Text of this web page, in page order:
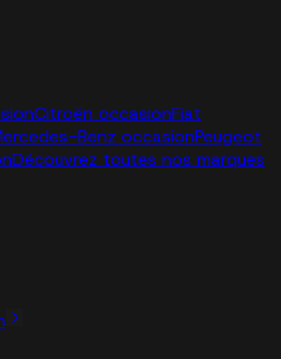
Citroën occasionFiat
Benz occasionPeugeot
Découvrez toutes nos marques